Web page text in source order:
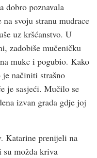
dobro poznavala
svoju stranu mudrace
uz kršćanstvo. U
zadobiše mučeničku
muke i pogubio. Kako
načiniti strašno
je sasjeći. Mučilo se
izvan grada gdje joj
Katarine prenijeli na
su možda kriva